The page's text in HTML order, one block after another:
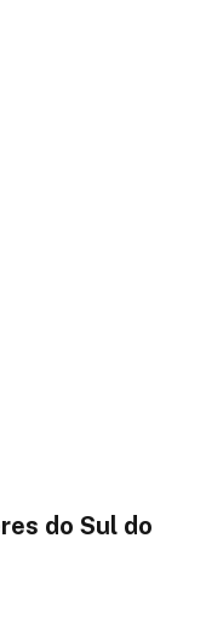
do Sul do